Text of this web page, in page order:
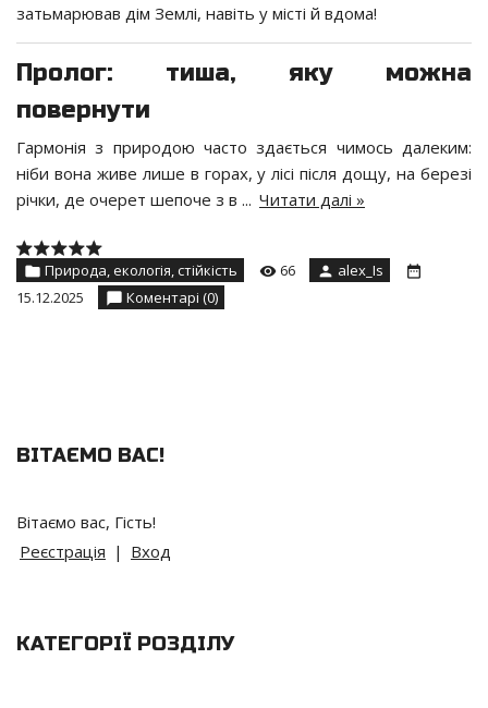
затьмарював дім Землі, навіть у місті й вдома!
Пролог: тиша, яку можна
повернути
Гармонія з природою часто здається чимось далеким:
ніби вона живе лише в горах, у лісі після дощу, на березі
річки, де очерет шепоче з в ... Читати далі »
Природа, екологія, стійкість 66
alex_Is
15.12.2025
Коментарі (0)
ВІТАЄМО ВАС!
Вітаємо вас, Гість!
Реєстрація | Вход
КАТЕГОРІЇ РОЗДІЛУ